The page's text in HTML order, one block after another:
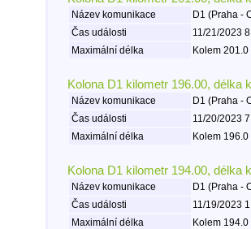
Název komunikace
D1 (Praha -
Čas události
11/21/2023
Maximální délka
Kolem
Kolona D1 kilometr 196.00, délka
Název komunikace
D1 (Praha -
Čas události
11/20/2023
Maximální délka
Kolem
Kolona D1 kilometr 194.00, délka
Název komunikace
D1 (Praha -
Čas události
11/19/2023
Maximální délka
Kolem